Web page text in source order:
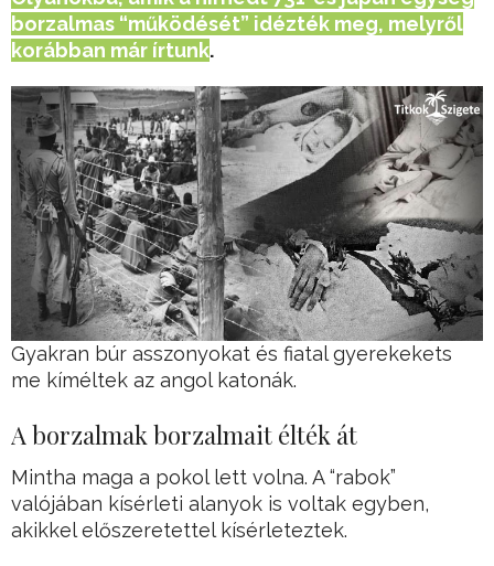
borzalmas “működését” idézték meg, melyről
korábban már írtunk.
Gyakran búr asszonyokat és fiatal gyerekekets
me kíméltek az angol katonák.
A borzalmak borzalmait élték át
Mintha maga a pokol lett volna. A “rabok”
valójában kísérleti alanyok is voltak egyben,
akikkel előszeretettel kísérleteztek.